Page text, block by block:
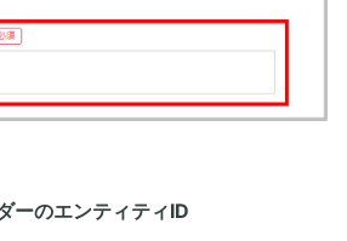
のエンティティID